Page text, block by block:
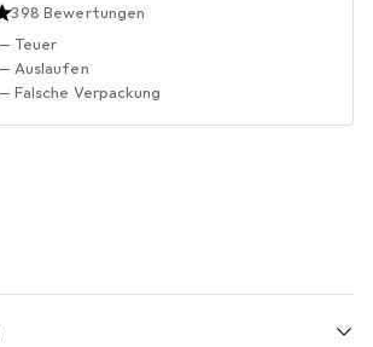
398 Bewertungen
Teuer
Auslaufen
Falsche Verpackung